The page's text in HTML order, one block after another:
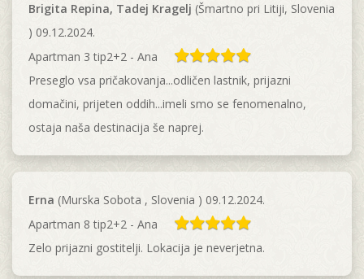
Brigita Repina, Tadej Kragelj (Šmartno pri Litiji, Slovenia
) 09.12.2024.
Apartman 3 tip2+2 - Ana
Preseglo vsa pričakovanja...odličen lastnik, prijazni
domačini, prijeten oddih...imeli smo se fenomenalno,
ostaja naša destinacija še naprej.
Erna (Murska Sobota , Slovenia ) 09.12.2024.
Apartman 8 tip2+2 - Ana
Zelo prijazni gostitelji. Lokacija je neverjetna.